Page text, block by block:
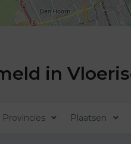
in
Provincies Plaatsen